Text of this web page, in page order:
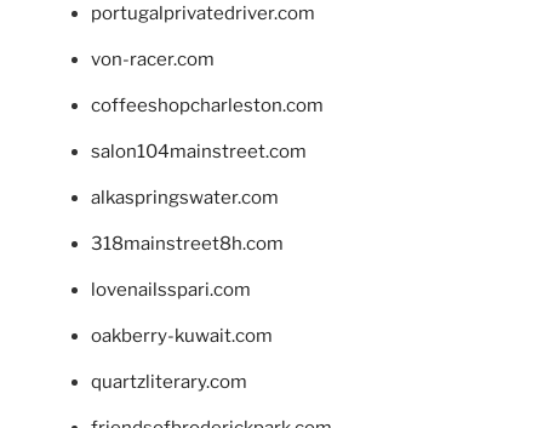
portugalprivatedriver.com
von-racer.com
coffeeshopcharleston.com
salon104mainstreet.com
alkaspringswater.com
318mainstreet8h.com
lovenailsspari.com
oakberry-kuwait.com
quartzliterary.com